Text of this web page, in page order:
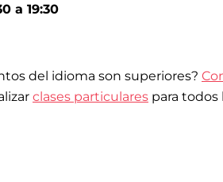
a 19:30
del idioma son superiores?
clases particulares para